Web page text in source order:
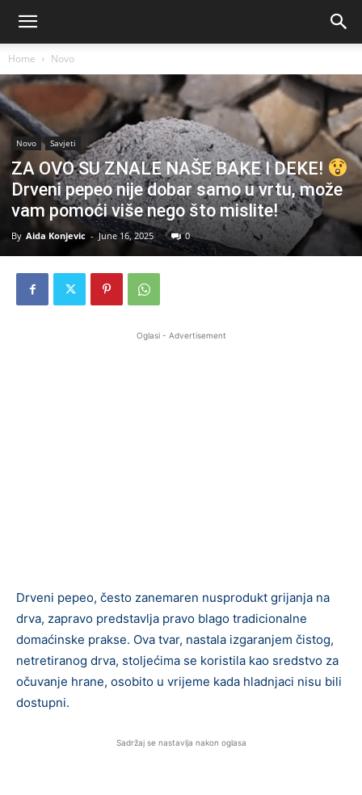
Home Novo
Novo Savjeti
ZA OVO SU ZNALE NAŠE BAKE I DEKE!
Drveni pepeo nije dobar samo u vrtu, može
vam pomoći više nego što mislite!
By Aida Konjevic - June 16, 2025 0
Oglasi - Advertisement
Drveni pepeo, često zanemaren nusprodukt grijanja na
drva, zapravo predstavlja pravo blago tradicionalne
domaćinske prakse. Ova tvar, nastala izgaranjem čistog,
netretiranog drva, stoljećima se koristila kao sredstvo za
očuvanje hrane, osobito u vrijeme kada hladnjaci nisu bili
dostupni.
Sadržaj se nastavlja nakon oglasa